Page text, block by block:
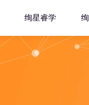
绚星睿学